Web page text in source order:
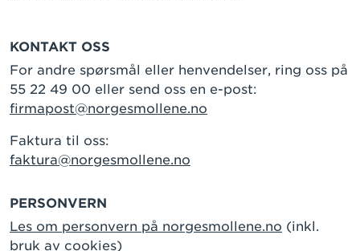
KONTAKT OSS
For andre spørsmål eller henvendelser, ring oss på
55 22 49 00 eller send oss en e-post:
firmapost@norgesmollene.no
Faktura til oss:
faktura@norgesmollene.no
PERSONVERN
Les om personvern på norgesmollene.no (inkl.
bruk av cookies)